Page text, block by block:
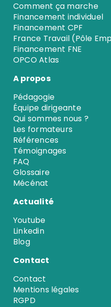
Comment ça marche
Financement individuel
Financement CPF
France Travail (Pôle
Financement FNE
OPCO Atlas
A propos
Pédagogie
Équipe dirigeante
Qui sommes nous ?
Les formateurs
Références
Témoignages
FAQ
Glossaire
Mécénat
Actualité
Youtube
Linkedin
Blog
Contact
Contact
Mentions légales
RGPD